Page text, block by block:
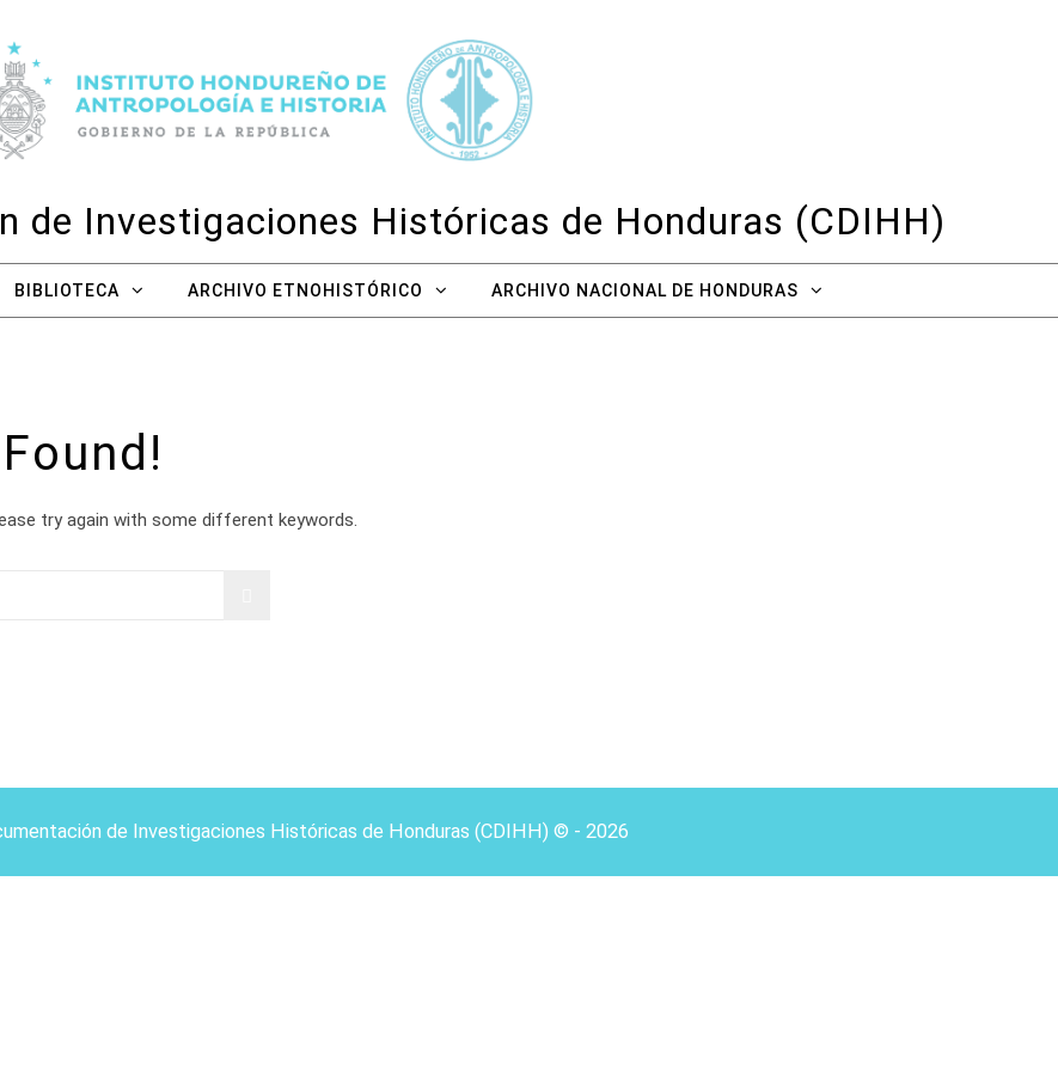
de Investigaciones Históricas de Honduras (CDIHH)
BIBLIOTECA ARCHIVO ETNOHISTÓRICO ARCHIVO NACIONAL DE HONDURAS
try again with some different keywords.
de Investigaciones Históricas de Honduras (CDIHH) © - 2026